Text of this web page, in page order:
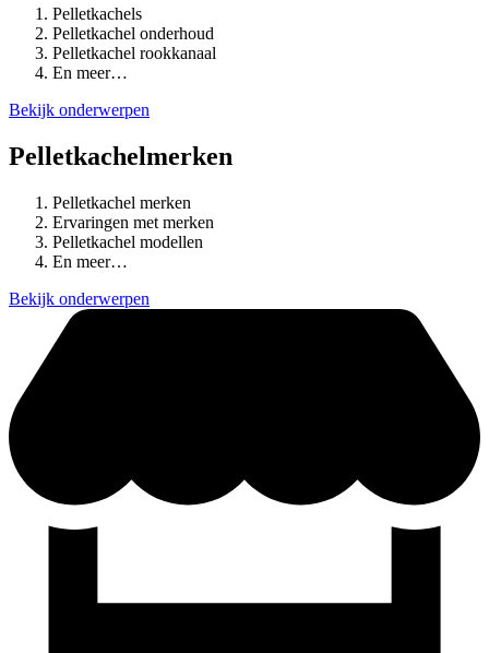
Pelletkachels
Pelletkachel onderhoud
Pelletkachel rookkanaal
En meer…
Bekijk onderwerpen
Pelletkachelmerken
Pelletkachel merken
Ervaringen met merken
Pelletkachel modellen
En meer…
Bekijk onderwerpen